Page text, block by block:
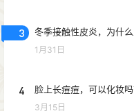
3 冬季接触性皮炎，为什
1月31日
4 脸上长痘痘，可以化妆吗
3月15日